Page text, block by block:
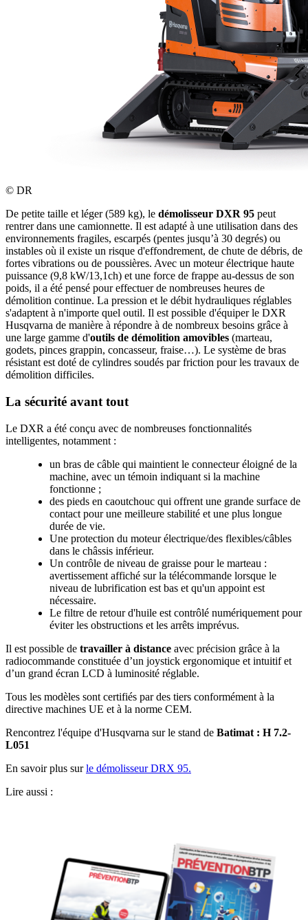
© DR
De petite taille et léger (589 kg), le démolisseur DXR 95 peut
rentrer dans une camionnette. Il est adapté à une utilisation dans des
environnements fragiles, escarpés (pentes jusqu’à 30 degrés) ou
instables où il existe un risque d'effondrement, de chute de débris, de
fortes vibrations ou de poussières. Avec un moteur électrique haute
puissance (9,8 kW/13,1ch) et une force de frappe au-dessus de son
poids, il a été pensé pour effectuer de nombreuses heures de
démolition continue. La pression et le débit hydrauliques réglables
s'adaptent à n'importe quel outil. Il est possible d'équiper le DXR
Husqvarna de manière à répondre à de nombreux besoins grâce à
une large gamme d'outils de démolition amovibles (marteau,
godets, pinces grappin, concasseur, fraise…). Le système de bras
résistant est doté de cylindres soudés par friction pour les travaux de
démolition difficiles.
La sécurité avant tout
Le DXR a été conçu avec de nombreuses fonctionnalités
intelligentes, notamment :
un bras de câble qui maintient le connecteur éloigné de la
machine, avec un témoin indiquant si la machine
fonctionne ;
des pieds en caoutchouc qui offrent une grande surface de
contact pour une meilleure stabilité et une plus longue
durée de vie.
Une protection du moteur électrique/des flexibles/câbles
dans le châssis inférieur.
Un contrôle de niveau de graisse pour le marteau :
avertissement affiché sur la télécommande lorsque le
niveau de lubrification est bas et qu'un appoint est
nécessaire.
Le filtre de retour d'huile est contrôlé numériquement pour
éviter les obstructions et les arrêts imprévus.
Il est possible de travailler à distance avec précision grâce à la
radiocommande constituée d’un joystick ergonomique et intuitif et
d’un grand écran LCD à luminosité réglable.
Tous les modèles sont certifiés par des tiers conformément à la
directive machines UE et à la norme CEM.
Rencontrez l'équipe d'Husqvarna sur le stand de Batimat : H 7.2-
L051
En savoir plus surle démolisseur DRX 95.
Lire aussi :